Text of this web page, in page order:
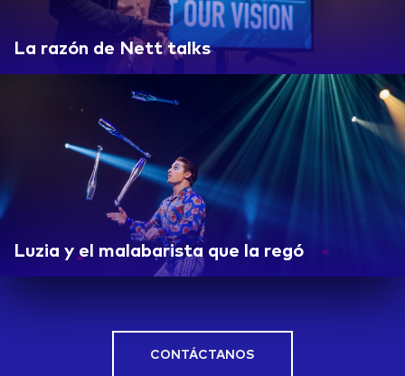
La razón de Nett talks
Luzia y el malabarista que la regó
CONTÁCTANOS